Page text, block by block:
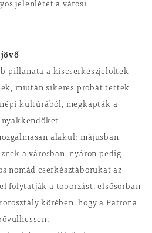
jelenlétét a városi
pillanata a kiscserkészjelöltek
miután sikeres próbát tettek
kultúrából, megkapták a
alakul: májusban
a városban, nyáron pedig
nomád cserkésztáborukat az
folytatják a toborzást, elsősorban
körében, hogy a Patrona